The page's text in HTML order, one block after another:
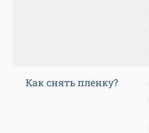
Как снять пленку?